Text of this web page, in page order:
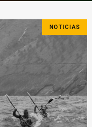
NOTICIAS